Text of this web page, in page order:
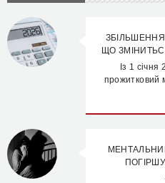
ЩО
Із 1
прожитковий